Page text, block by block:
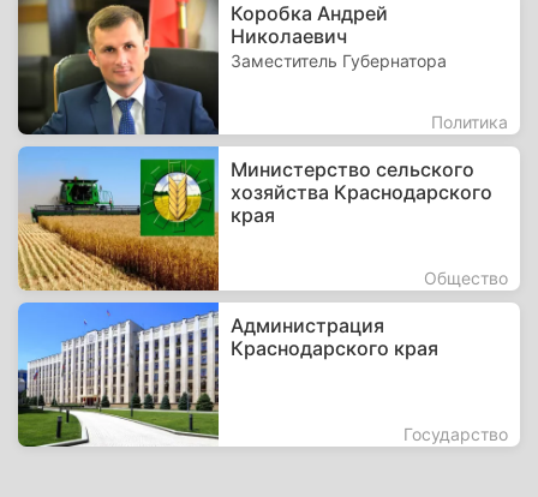
Коробка Андрей
Николаевич
Заместитель Губернатора
Политика
Министерство сельского
хозяйства Краснодарского
края
Общество
Администрация
Краснодарского края
Государство